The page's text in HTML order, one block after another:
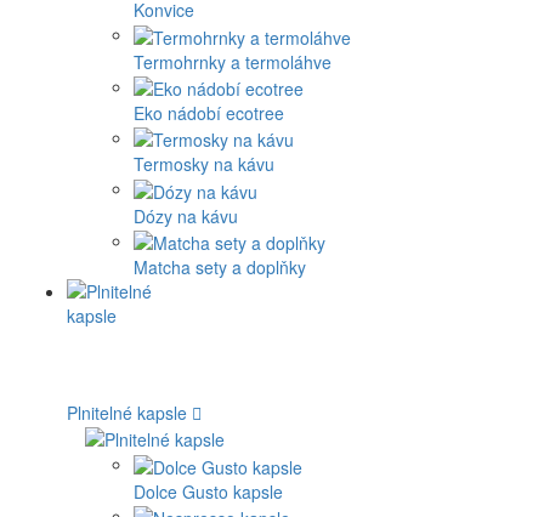
Konvice
Termohrnky a termoláhve
Eko nádobí ecotree
Termosky na kávu
Dózy na kávu
Matcha sety a doplňky
Plnitelné kapsle
Dolce Gusto kapsle